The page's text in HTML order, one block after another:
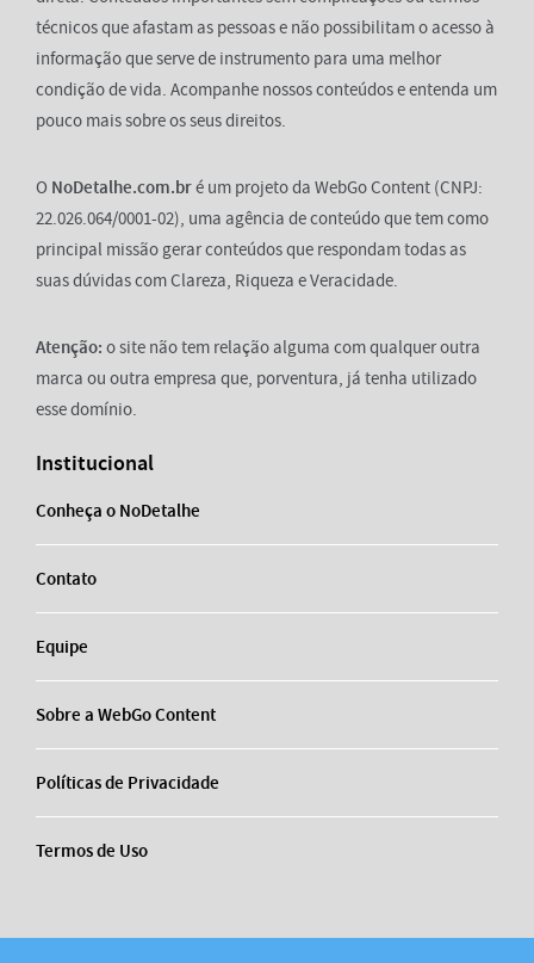
técnicos que afastam as pessoas e não possibilitam o acesso à
informação que serve de instrumento para uma melhor
condição de vida. Acompanhe nossos conteúdos e entenda um
pouco mais sobre os seus direitos.
O NoDetalhe.com.bré um projeto da WebGo Content (CNPJ:
22.026.064/0001-02), uma agência de conteúdo que tem como
principal missão gerar conteúdos que respondam todas as
suas dúvidas com Clareza, Riqueza e Veracidade.
Atenção: o site não tem relação alguma com qualquer outra
marca ou outra empresa que, porventura, já tenha utilizado
esse domínio.
Institucional
Conheça o NoDetalhe
Contato
Equipe
Sobre a WebGo Content
Políticas de Privacidade
Termos de Uso